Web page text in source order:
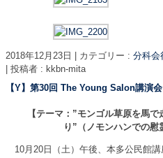
2018年12月23日 | カテゴリー : 分科会
| 投稿者 : kkbn-mita
【Y】第30回 The Young Salon講演
【テーマ：”モンゴル草原を馬
り”（ノモンハンでの慰
10月20日（土）午後、本多公民館